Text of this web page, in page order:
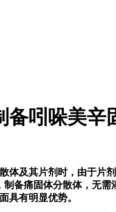
备吲哚美辛
体及其片剂时，由于片
制备痛固体分散体，无需
具有明显优势。